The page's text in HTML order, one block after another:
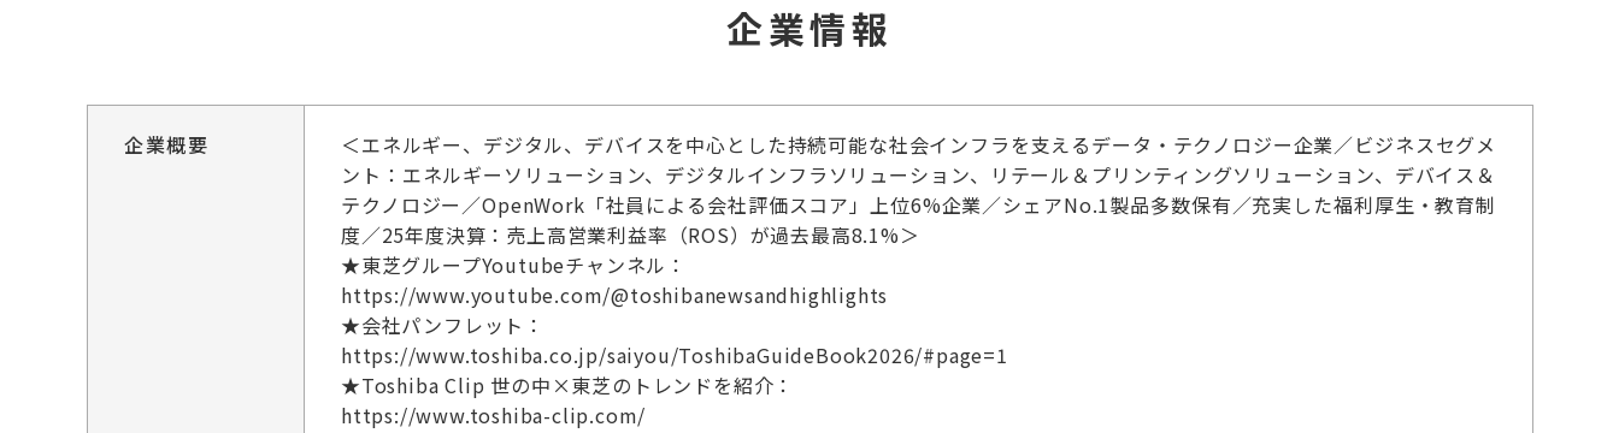
企業情報
企業概要
＜エネルギー、デジタル、デバイスを中心とした持続可能な社会インフラを支えるデータ・テクノロジー企業／ビジネスセグメ
ント：エネルギーソリューション、デジタルインフラソリューション、リテール＆プリンティングソリューション、デバイス＆
テクノロジー／OpenWork「社員による会社評価スコア」上位6%企業／シェアNo.1製品多数保有／充実した福利厚生・教育制
度／25年度決算：売上高営業利益率（ROS）が過去最高8.1%＞
★東芝グループYoutubeチャンネル：
https://www.youtube.com/@toshibanewsandhighlights
★会社パンフレット：
https://www.toshiba.co.jp/saiyou/ToshibaGuideBook2026/#page=1
★Toshiba Clip 世の中×東芝のトレンドを紹介：
https://www.toshiba-clip.com/